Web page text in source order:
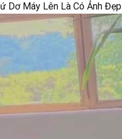
Dơ Máy Lên Là Có Ảnh Đẹp